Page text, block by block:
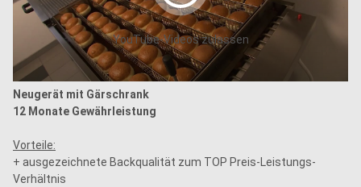
YouTube-Videos zulassen
Neugerät mit Gärschrank
12 Monate Gewährleistung
Vorteile:
+ ausgezeichnete Backqualität zum TOP Preis-Leistungs-
Verhältnis